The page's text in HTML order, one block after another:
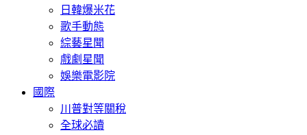
日韓爆米花
歌手動態
綜藝星聞
戲劇星聞
娛樂電影院
國際
川普對等關稅
全球必讀